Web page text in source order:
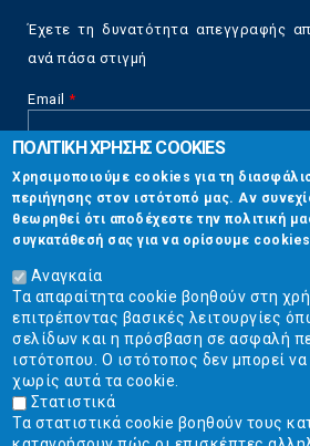
Έχετε τη δυνατότητα απεγγραφής
ανά πάσα στιγμή
Email *
CAPTCHA
This
question is
for testing
whether or
not you are a
human visitor
and to
prevent
automated
spam
submissions.
5+2
Επικοινωνία
Στουρνάρη 17, Αθήνα 10683
2103304444
info@ekpizo.gr
www.ekpizo.gr
Δευ - Πεμ:10:00 πμ - 2:00 μμ
ΠΟΛΙΤΙΚΗ ΧΡΗΣΗΣ COOKIES
Χρησιμοποιούμε cookies για τη
περιήγησης στον ιστότοπό μας. Αν
θεωρηθεί ότι αποδέχεστε την πολιτική
συγκατάθεσή σας για να ορίσουμε
Αναγκαία
Τα απαραίτητα cookie βοηθούν στη
επιτρέποντας βασικές λειτουργίες
σελίδων και η πρόσβαση σε ασφαλή
ιστότοπου. Ο ιστότοπος δεν μπορεί
χωρίς αυτά τα cookie.
Στατιστικά
Τα στατιστικά cookie βοηθούν τους